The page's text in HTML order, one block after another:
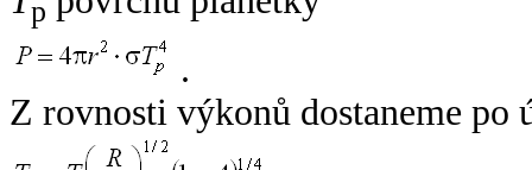
p
.
Z rovnosti výkonů dostaneme po